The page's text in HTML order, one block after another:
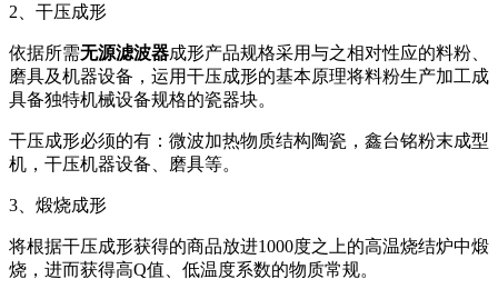
2、干压成形
依据所需无源滤波器成形产品规格采用与之相对性应的料粉、
磨具及机器设备，运用干压成形的基本原理将料粉生产加工成
具备独特机械设备规格的瓷器块。
干压成形必须的有：微波加热物质结构陶瓷，鑫台铭粉末成型
机，干压机器设备、磨具等。
3、煅烧成形
将根据干压成形获得的商品放进1000度之上的高温烧结炉中煅
烧，进而获得高Q值、低温度系数的物质常规。